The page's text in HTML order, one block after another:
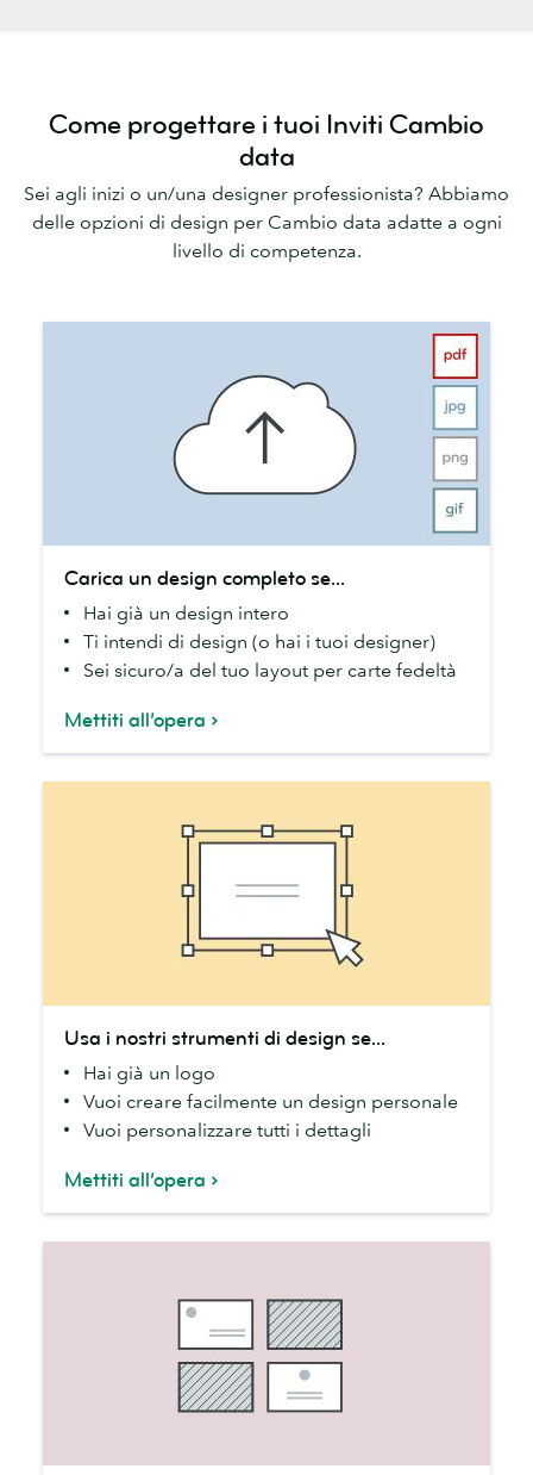
Come progettare i tuoi Inviti Cambio
data
Sei agli inizi o un/una designer professionista? Abbiamo
delle opzioni di design per Cambio data adatte a ogni
livello di competenza.
design
completo
se...
Carica un design completo se...
Hai già un design intero
Ti intendi di design (o hai i tuoi designer)
Sei sicuro/a del tuo layout per carte fedeltà
Mettiti all’opera
nostri
strumenti
se...
Usa i nostri strumenti di design se...
Hai già un logo
Vuoi creare facilmente un design personale
Vuoi personalizzare tutti i dettagli
Mettiti all’opera